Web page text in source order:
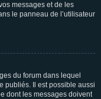
messages et de les
le panneau de l’utilisateur
du forum dans lequel
publiés. Il est possible aussi
dont les messages doivent